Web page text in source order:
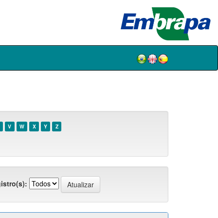
V W X Y Z